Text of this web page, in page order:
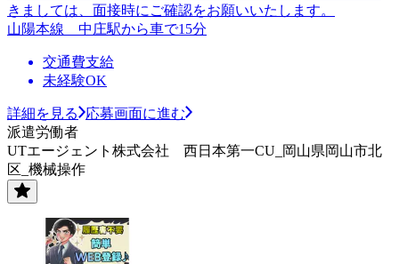
きましては、面接時にご確認をお願いいたします。
山陽本線 中庄駅から車で15分
交通費支給
未経験OK
詳細を見る
応募画面に進む
派遣労働者
UTエージェント株式会社 西日本第一CU_岡山県岡山市北
区_機械操作